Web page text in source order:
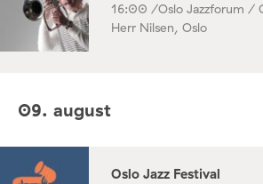
16:00 /Oslo Jazzforum /
Herr Nilsen, Oslo
09. august
Oslo Jazz Festival